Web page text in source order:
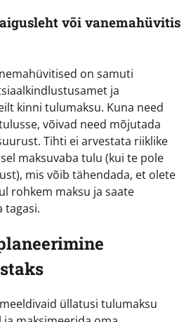
või vanemahüvitis
on samuti
ja
kinni tulumaksu. Kuna need
võivad need mõjutada
Tihti ei arvestata riiklike
maksuvaba tulu (kui te pole
mis võib tähendada, et olete
rohkem maksu ja saate
tagasi.
üllatusi tulumaksu